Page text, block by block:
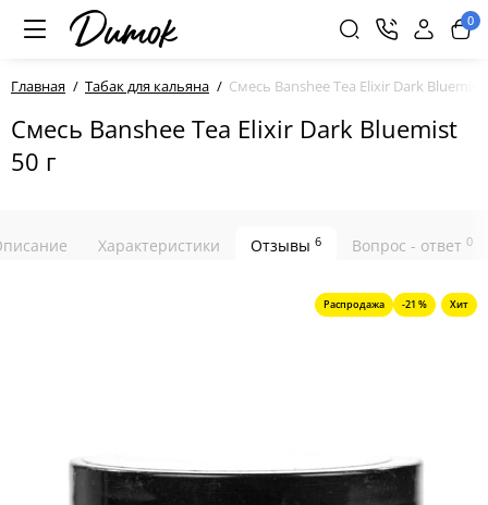
0
Главная Табак для кальяна Смесь Banshee Tea Elixir Dark Bluemist
Смесь Banshee Tea Elixir Dark Bluemist
50 г
Характеристики Отзывы 6 Вопрос - ответ 0
Распродажа -21 % Хит